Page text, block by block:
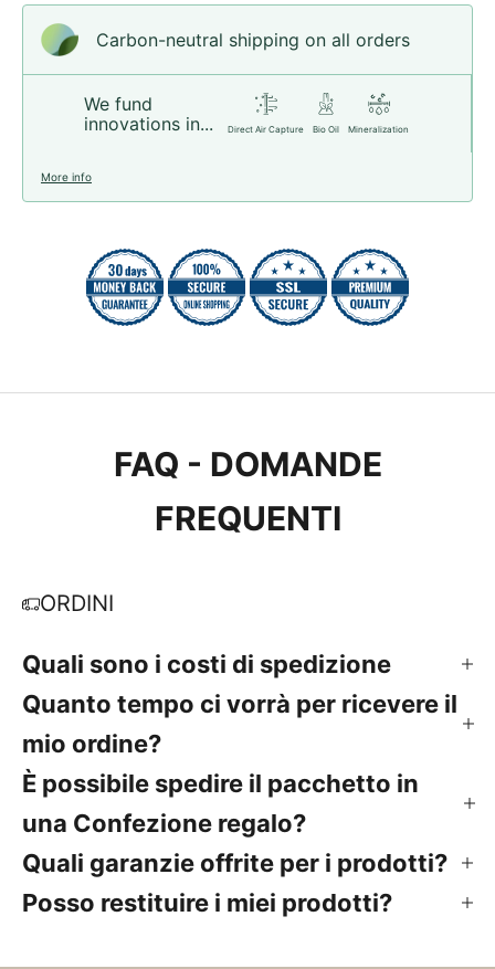
Carbon-neutral shipping on all orders
We fund
innovations in...
Direct Air Capture Bio Oil Mineralization
More info
FAQ - DOMANDE
FREQUENTI
ORDINI
Quali sono i costi di spedizione
Quanto tempo ci vorrà per ricevere il
mio ordine?
È possibile spedire il pacchetto in
una Confezione regalo?
Quali garanzie offrite per i prodotti?
Posso restituire i miei prodotti?